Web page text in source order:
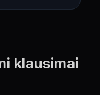
klausimai